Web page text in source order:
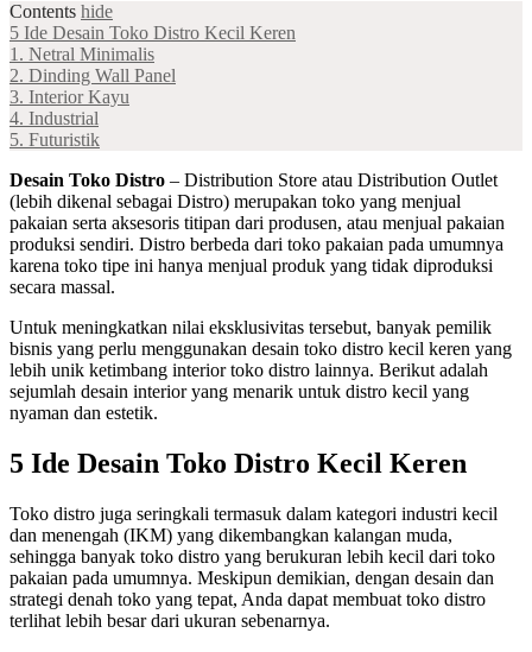
Contents hide
5 Ide Desain Toko Distro Kecil Keren
1. Netral Minimalis
2. Dinding Wall Panel
3. Interior Kayu
4. Industrial
5. Futuristik
Desain Toko Distro – Distribution Store atau Distribution Outlet
(lebih dikenal sebagai Distro) merupakan toko yang menjual
pakaian serta aksesoris titipan dari produsen, atau menjual pakaian
produksi sendiri. Distro berbeda dari toko pakaian pada umumnya
karena toko tipe ini hanya menjual produk yang tidak diproduksi
secara massal.
Untuk meningkatkan nilai eksklusivitas tersebut, banyak pemilik
bisnis yang perlu menggunakan desain toko distro kecil keren yang
lebih unik ketimbang interior toko distro lainnya. Berikut adalah
sejumlah desain interior yang menarik untuk distro kecil yang
nyaman dan estetik.
5 Ide Desain Toko Distro Kecil Keren
Toko distro juga seringkali termasuk dalam kategori industri kecil
dan menengah (IKM) yang dikembangkan kalangan muda,
sehingga banyak toko distro yang berukuran lebih kecil dari toko
pakaian pada umumnya. Meskipun demikian, dengan desain dan
strategi denah toko yang tepat, Anda dapat membuat toko distro
terlihat lebih besar dari ukuran sebenarnya.